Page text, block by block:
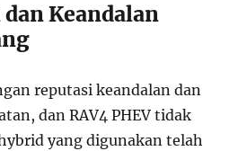
Keandalan
reputasi keandalan dan
dan RAV4 PHEV tidak
yang digunakan telah